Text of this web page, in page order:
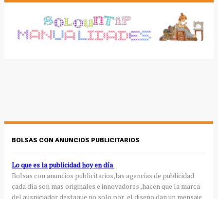
BOLSAS CON ANUNCIOS PUBLICITARIOS
Lo que es la publicidad hoy en día
Bolsas con anuncios publicitarios,las agencias de publicidad
cada día son mas originales e innovadores ,hacen que la marca
del auspiciador destaque no solo por el diseño dan un mensaje